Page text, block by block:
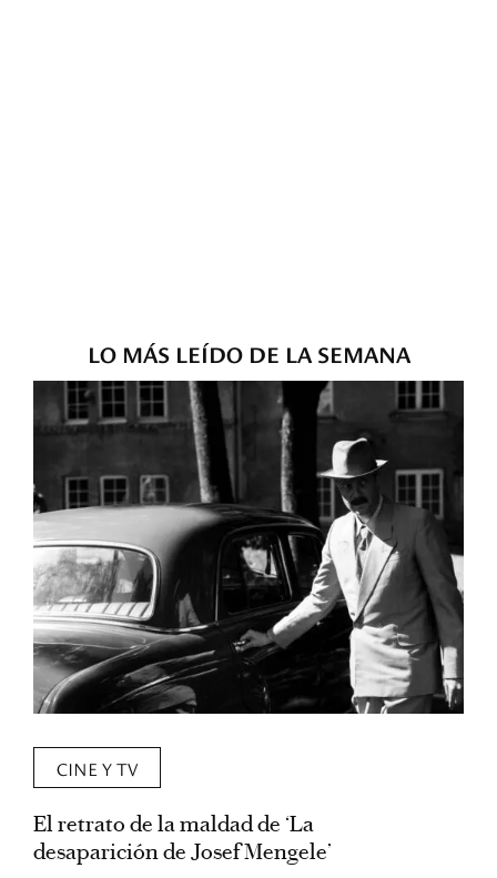
LO MÁS LEÍDO DE LA SEMANA
CINE Y TV
El retrato de la maldad de ‘La
desaparición de Josef Mengele’